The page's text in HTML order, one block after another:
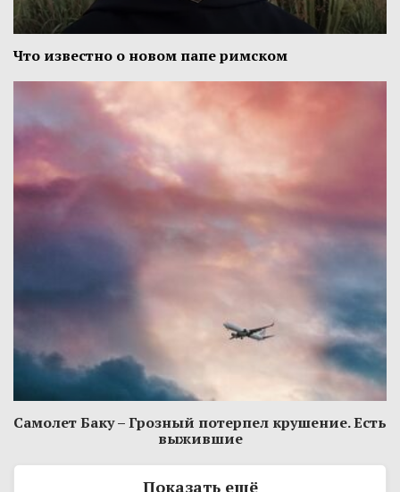
Что известно о новом папе римском
Самолет Баку – Грозный потерпел крушение. Есть
выжившие
Показать ещё